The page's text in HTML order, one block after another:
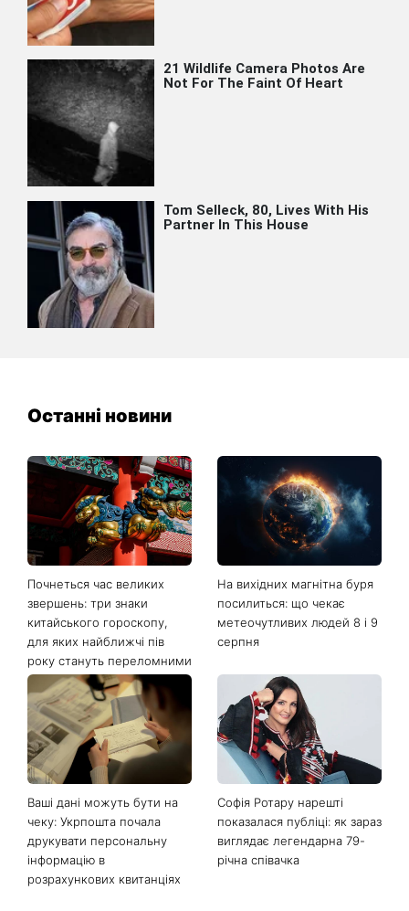
Останні новини
Почнеться час великих
звершень: три знаки
китайського гороскопу,
для яких найближчі пів
року стануть переломними
На вихідних магнітна буря
посилиться: що чекає
метеочутливих людей 8 і 9
серпня
Ваші дані можуть бути на
чеку: Укрпошта почала
друкувати персональну
інформацію в
розрахункових квитанціях
Софія Ротару нарешті
показалася публіці: як зараз
виглядає легендарна 79-
річна співачка